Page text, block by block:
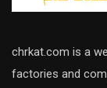
chrkat.com is a
factories and